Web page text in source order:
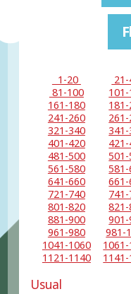
1-20
81-100
161-180
241-260
321-340
401-420
481-500
561-580
641-660
721-740
801-820
881-900
961-980
981-
1041-1060
1121-1140
Usual